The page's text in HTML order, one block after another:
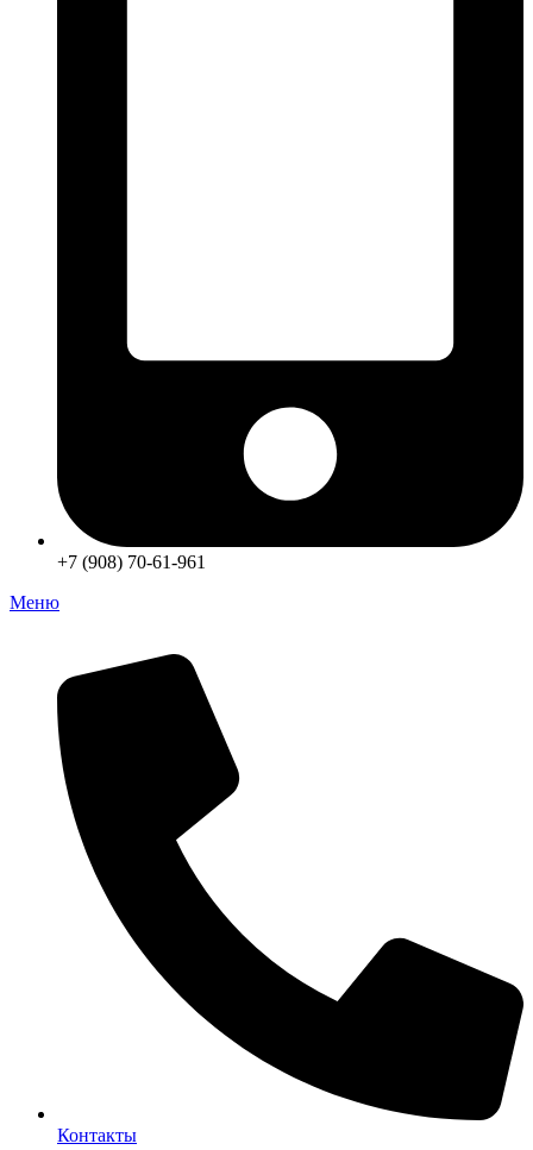
+7 (908) 70-61-961
Меню
Контакты